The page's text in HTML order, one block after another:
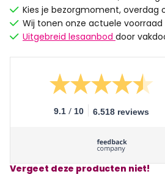
Kies je bezorgmoment, overdag
Wij tonen onze actuele voorraad
Uitgebreid lesaanbod door
9.1 / 10 6.518 reviews
Vergeet deze producten niet!